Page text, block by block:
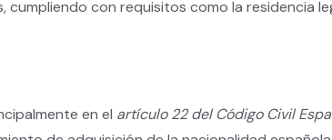
con requisitos como la residencia
en el artículo 22 del Código Civil